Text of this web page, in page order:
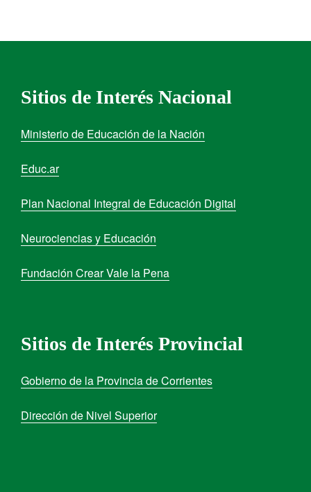
Sitios de Interés Nacional
Ministerio de Educación de la Nación
Educ.ar
Plan Nacional Integral de Educación Digital
Neurociencias y Educación
Fundación Crear Vale la Pena
Sitios de Interés Provincial
Gobierno de la Provincia de Corrientes
Dirección de Nivel Superior